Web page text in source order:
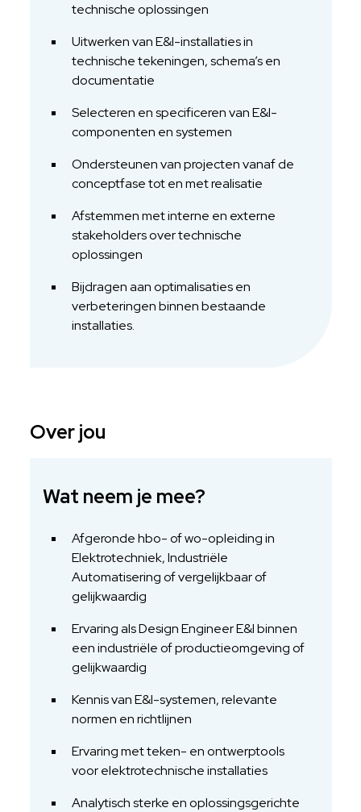
technische oplossingen
Uitwerken van E&I-installaties in
technische tekeningen, schema’s en
documentatie
Selecteren en specificeren van E&I-
componenten en systemen
Ondersteunen van projecten vanaf de
conceptfase tot en met realisatie
Afstemmen met interne en externe
stakeholders over technische
oplossingen
Bijdragen aan optimalisaties en
verbeteringen binnen bestaande
installaties.
Over jou
Wat neem je mee?
Afgeronde hbo- of wo-opleiding in
Elektrotechniek, Industriële
Automatisering of vergelijkbaar of
gelijkwaardig
Ervaring als Design Engineer E&I binnen
een industriële of productieomgeving of
gelijkwaardig
Kennis van E&I-systemen, relevante
normen en richtlijnen
Ervaring met teken- en ontwerptools
voor elektrotechnische installaties
Analytisch sterke en oplossingsgerichte